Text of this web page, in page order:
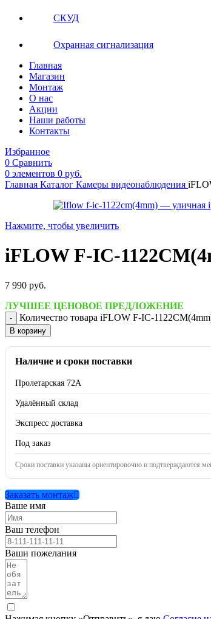
СКУД
Охранная сигнализация
Главная
Магазин
Монтаж
О нас
Акции
Наши работы
Контакты
Избранное
0 Сравнить
0 элементов 0 руб.
Главная Каталог Камеры видеонаблюдения
Нажмите, чтобы увеличить
iFLOW F-IC-
7 990 руб.
ЛУЧШЕЕ ЦЕНОВОЕ ПРЕДЛОЖЕНИЕ
Количество товара iFLOW F-IC-
В корзину
Наличие и сроки поставки
Пролетарская 72А
Удалённый склад
Экспресс доставка
Под заказ
Сроки поставки указаны ориентировочно и подтверждаются
Заказать монтаж
Ваше имя
Ваш телефон
Ваши пожелания